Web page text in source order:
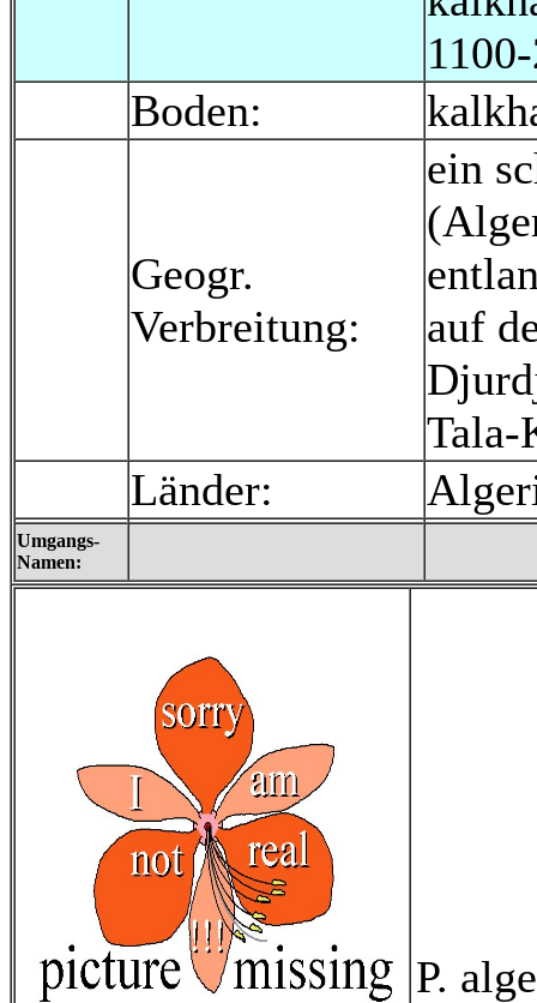
Boden:
Geogr.
Verbreitung:
ein
auf
Tala-
Länder:
Umgangs-
Namen:
P.